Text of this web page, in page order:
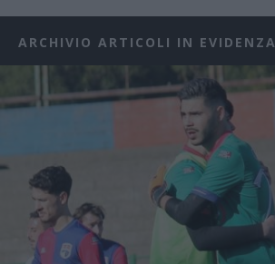
ARCHIVIO ARTICOLI IN EVIDENZA